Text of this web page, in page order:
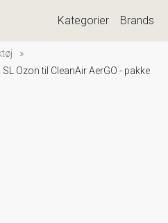
Kategorier Brands
»
Ozon til CleanAir AerGO - pakke